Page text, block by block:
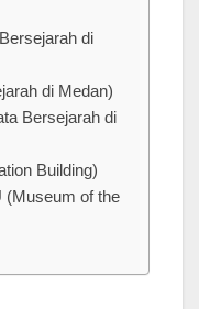
di
di Medan)
Bersejarah di
Building)
(Museum of the